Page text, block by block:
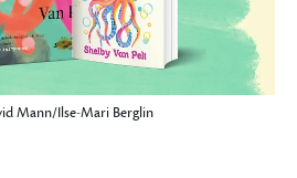
Mann/Ilse-Mari Berglin